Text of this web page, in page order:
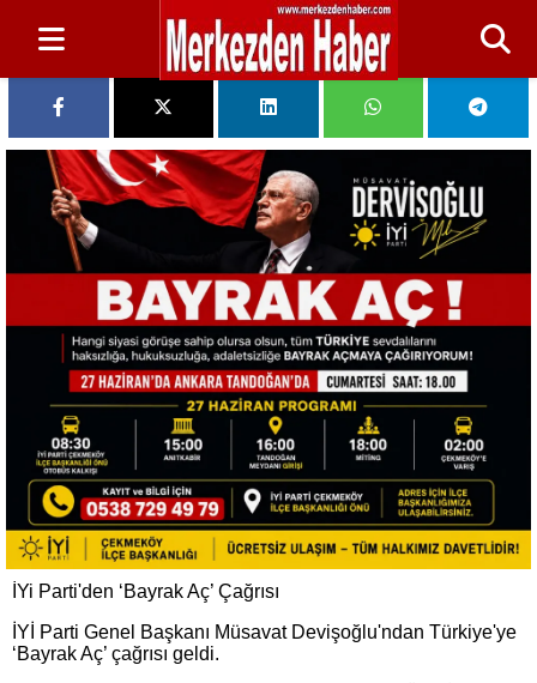
İYi Parti'den ‘Bayrak Aç’ Çağrısı
İYİ Parti Genel Başkanı Müsavat Devişoğlu'ndan Türkiye'ye
‘Bayrak Aç’ çağrısı geldi.